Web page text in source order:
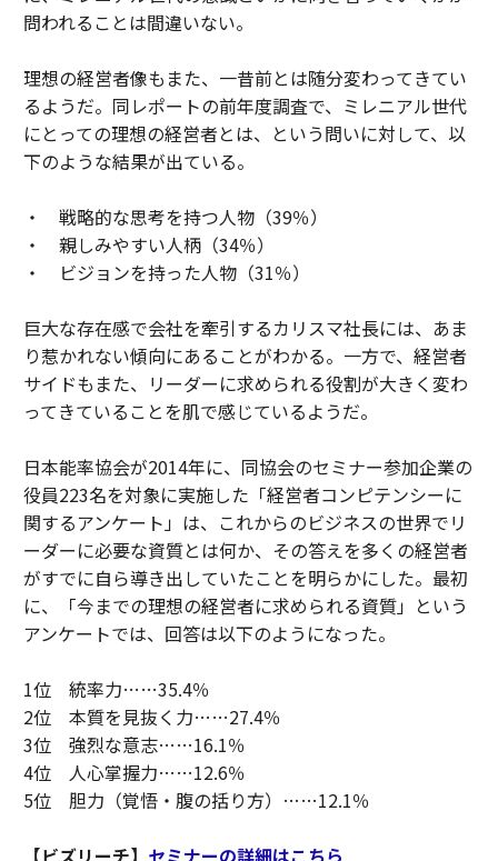
問われることは間違いない。
理想の経営者像もまた、一昔前とは随分変わってきてい
るようだ。同レポートの前年度調査で、ミレニアル世代
にとっての理想の経営者とは、という問いに対して、以
下のような結果が出ている。
・ 戦略的な思考を持つ人物（39％）
・ 親しみやすい人柄（34％）
・ ビジョンを持った人物（31％）
巨大な存在感で会社を牽引するカリスマ社長には、あま
り惹かれない傾向にあることがわかる。一方で、経営者
サイドもまた、リーダーに求められる役割が大きく変わ
ってきていることを肌で感じているようだ。
日本能率協会が2014年に、同協会のセミナー参加企業の
役員223名を対象に実施した「経営者コンピテンシーに
関するアンケート」は、これからのビジネスの世界でリ
ーダーに必要な資質とは何か、その答えを多くの経営者
がすでに自ら導き出していたことを明らかにした。最初
に、「今までの理想の経営者に求められる資質」という
アンケートでは、回答は以下のようになった。
1位 統率力……35.4％
2位 本質を見抜く力……27.4％
3位 強烈な意志……16.1％
4位 人心掌握力……12.6％
5位 胆力（覚悟・腹の括り方）……12.1％
【ビズリーチ】 セミナーの詳細はこちら